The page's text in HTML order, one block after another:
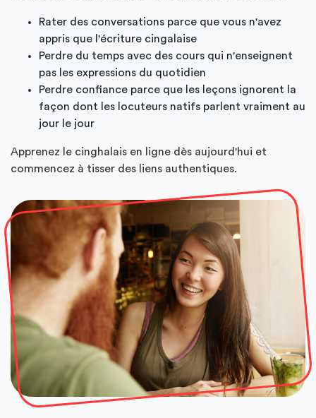
Rater des conversations parce que vous n'avez
appris que l'écriture cingalaise
Perdre du temps avec des cours qui n'enseignent
pas les expressions du quotidien
Perdre confiance parce que les leçons ignorent la
façon dont les locuteurs natifs parlent vraiment au
jour le jour
Apprenez le cinghalais en ligne dès aujourd'hui et
commencez à tisser des liens authentiques.